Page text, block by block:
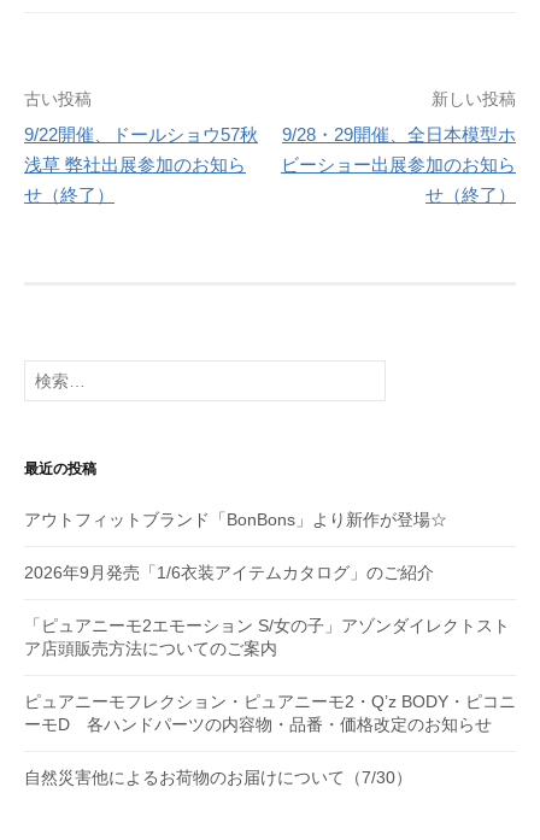
投
稿
ナ
シ
ョ
ン
古い投稿
9/22開催、ドールショウ57秋
浅草 弊社出展参加のお知ら
せ（終了）
新しい投稿
9/28・29開催、全日本模型ホ
ビーショー出展参加のお知ら
せ（終了）
検
索:
最近の投稿
アウトフィットブランド「BonBons」より新作が登場☆
2026年9月発売「1/6衣装アイテムカタログ」のご紹介
「ピュアニーモ2エモーション S/女の子」アゾンダイレクトスト
ア店頭販売方法についてのご案内
ピュアニーモフレクション・ピュアニーモ2・Q’z BODY・ピコニ
ーモD 各ハンドパーツの内容物・品番・価格改定のお知らせ
自然災害他によるお荷物のお届けについて（7/30）